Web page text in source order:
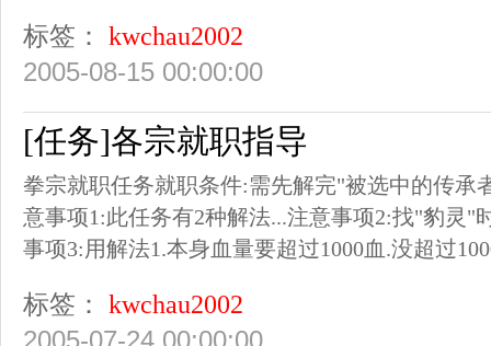
标签：
kwchau2002
2005-08-15 00:00:00
[任务]各宗就职指导
拳宗就职任务就职条件:需先解完"被选中的传承
意事项1:此任务有2种解法...注意事项2:找"豹灵"
事项3:用解法1.本身血量要超过1000血.没超过
标签：
kwchau2002